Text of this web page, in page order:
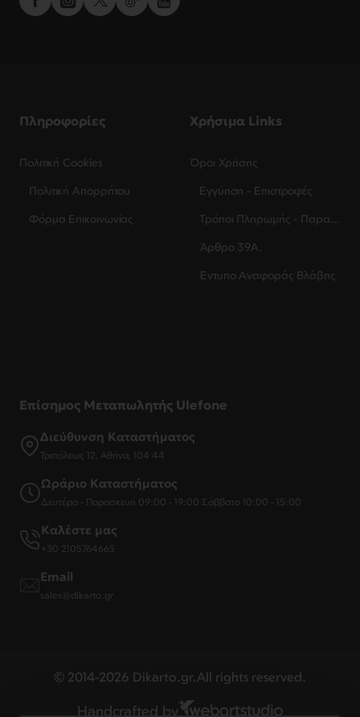
Πληροφορίες
Πολιτική Cookies
Πολιτική Απορρήτου
Φόρμα Επικοινωνίας
Χρήσιμα Links
Όροι Χρήσης
Εγγύηση - Επιστροφές
Άρθρο 39Α.
Έντυπο Αναφοράς Βλάβης
Επίσημος Μεταπωλητής Ulefone
Διεύθυνση Καταστήματος
Τριπόλεως 12, Αθήνα, 104 44
Ωράριο Καταστήματος
Δευτέρα - Παρασκευή 09:00 - 19:00 Σάββατο 10:00 - 15:00
Καλέστε μας
+30 2105764665
Email
sales@dikarto.gr
© 2014-2026 Dikarto.gr.All rights reserved.
Handcrafted by